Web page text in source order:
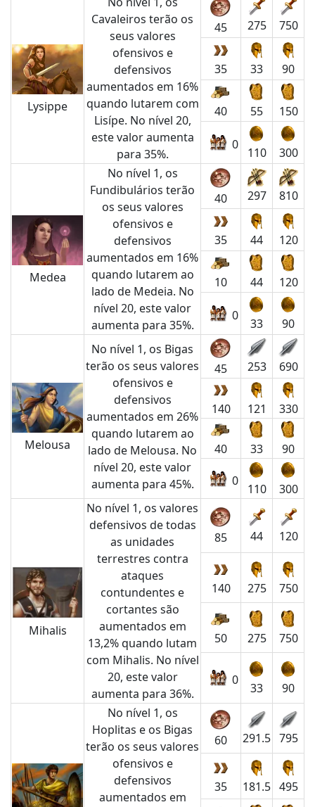
Lysippe
Cavaleiros terão os
seus valores
ofensivos e
defensivos
aumentados em 16%
quando lutarem com
Lisípe. No nível 20,
este valor aumenta
para 35%.
45 275 750
35 33 90
40 55 150
0
110 300
Medea
No nível 1, os
Fundibulários terão
os seus valores
ofensivos e
defensivos
aumentados em 16%
quando lutarem ao
lado de Medeia. No
nível 20, este valor
aumenta para 35%.
40 297 810
35 44 120
10 44 120
0
33 90
Melousa
No nível 1, os Bigas
terão os seus valores
ofensivos e
defensivos
aumentados em 26%
quando lutarem ao
lado de Melousa. No
nível 20, este valor
aumenta para 45%.
45 253 690
140 121 330
40 33 90
0
110 300
Mihalis
No nível 1, os valores
defensivos de todas
as unidades
terrestres contra
ataques
contundentes e
cortantes são
aumentados em
13,2% quando lutam
com Mihalis. No nível
20, este valor
aumenta para 36%.
85 44 120
140 275 750
50 275 750
0
33 90
No nível 1, os
Hoplitas e os Bigas
terão os seus valores
ofensivos e
defensivos
aumentados em
60 291.5 795
35 181.5 495